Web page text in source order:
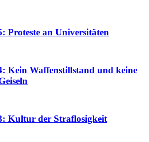
Proteste an Universitäten
Kein Waffenstillstand und keine
Kultur der Straflosigkeit